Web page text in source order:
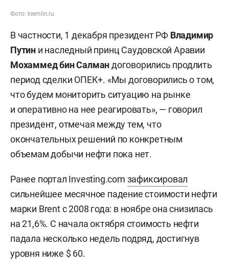
Фото: kremlin.ru
В частности, 1 декабря президент РФ Владимир
Путин и наследный принц Саудовской Аравии
Мохаммед бин Салмандоговорились продлить
период сделки ОПЕК+. «Мы договорились о том,
что будем мониторить ситуацию на рынке
и оперативно на нее реагировать», — говорил
президент, отмечая между тем, что
окончательных решений по конкретным
объемам добычи нефти пока нет.
Ранее портал Investing.com зафиксировал
сильнейшее месячное падение стоимости нефти
марки Brent с 2008 года: в ноябре она снизилась
на 21,6%. С начала октября стоимость нефти
падала несколько недель подряд, достигнув
уровня ниже $ 60.